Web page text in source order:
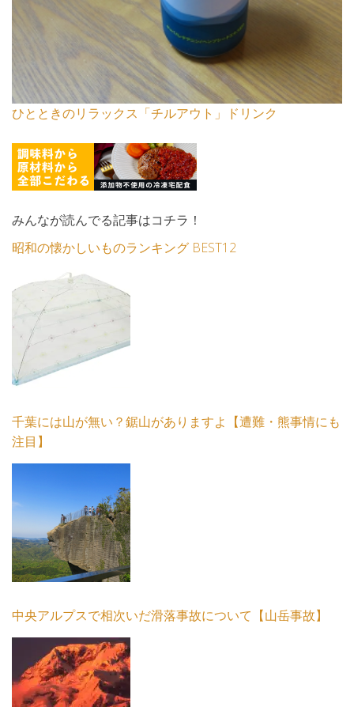
ひとときのリラックス「チルアウト」ドリンク
みんなが読んでる記事はコチラ！
昭和の懐かしいものランキング BEST12
千葉には山が無い？鋸山がありますよ【遭難・熊事情にも
注目】
中央アルプスで相次いだ滑落事故について【山岳事故】